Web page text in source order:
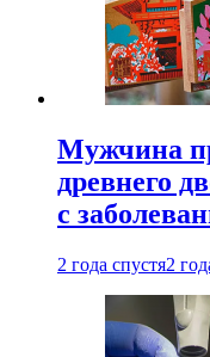
Мужчина
древнего
с
2 года спустя2